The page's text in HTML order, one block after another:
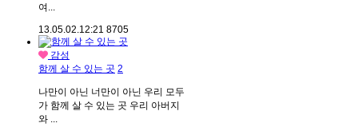
여...
13.05.02.12:21 8705
감성
함께 살 수 있는 곳 2
나만이 아닌 너만이 아닌 우리 모두
가 함께 살 수 있는 곳 우리 아버지
와 ...